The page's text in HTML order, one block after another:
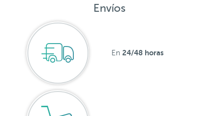
Envíos
En 24/48 horas